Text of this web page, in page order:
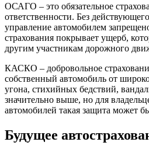
ОСАГО – это обязательное
ответственности. Без
управление автомобилем
страхования покрывает ущерб,
другим участникам дорожного
КАСКО – добровольное
собственный автомобиль от
угона, стихийных бедствий,
значительно выше, но для
автомобилей такая защита может
Будущее